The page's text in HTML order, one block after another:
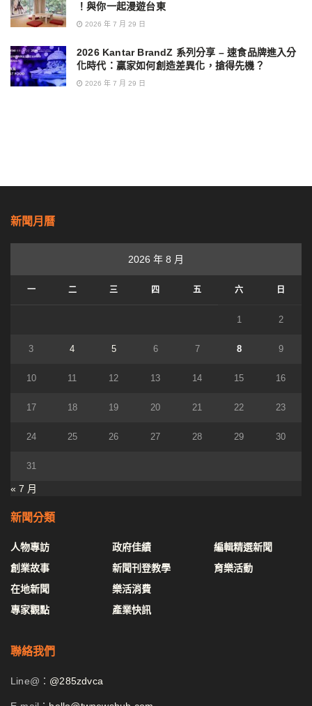
！與你一起漫遊台東
2026 年 7 月 29 日
2026 Kantar BrandZ 系列分享 – 速食品牌進入分
化時代：贏家如何創造差異化，搶得先機？
2026 年 7 月 29 日
新聞月曆
2026 年 8 月
一 二 三 四 五 六 日
1 2
3 4 5 6 7 8 9
10 11 12 13 14 15 16
17 18 19 20 21 22 23
24 25 26 27 28 29 30
31
« 7 月
新聞分類
人物專訪
創業故事
在地新聞
專家觀點
政府佳績
新聞刊登教學
樂活消費
產業快訊
編輯精選新聞
育樂活動
聯絡我們
Line@： @285zdvca